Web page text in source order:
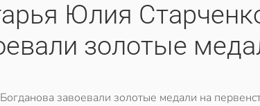
Юлия
золотые
завоевали золотые медали на